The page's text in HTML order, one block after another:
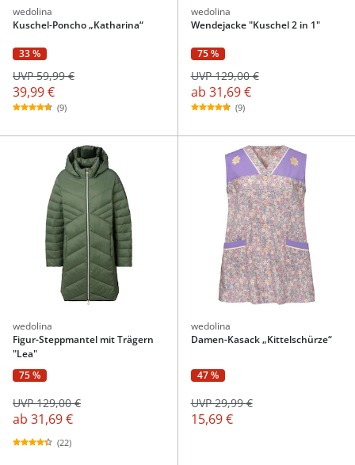
wedolina
Kuschel-Poncho „Katharina“
33 %
39,99 €
UVP 59,99 €
(9)
wedolina
Wendejacke "Kuschel 2 in 1"
75 %
ab 31,69 €
UVP 129,00 €
(9)
wedolina
Figur-Steppmantel mit Trägern
"Lea"
75 %
ab 31,69 €
UVP 129,00 €
(22)
wedolina
Damen-Kasack „Kittelschürze“
47 %
15,69 €
UVP 29,99 €